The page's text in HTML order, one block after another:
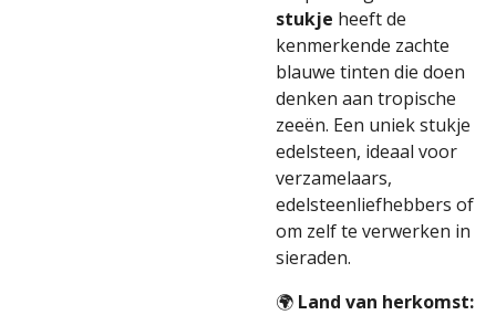
stukje heeft de
kenmerkende zachte
blauwe tinten die doen
denken aan tropische
zeeën. Een uniek stukje
edelsteen, ideaal voor
verzamelaars,
edelsteenliefhebbers of
om zelf te verwerken in
sieraden.
🌍 Land van herkomst: